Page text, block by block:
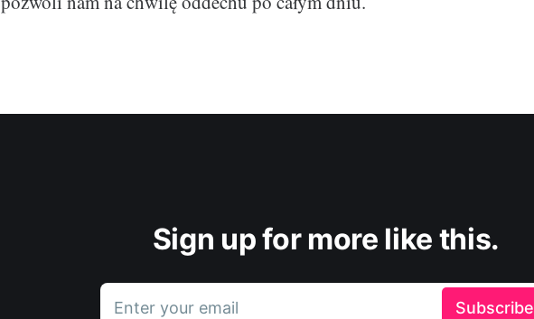
Sign up for more like this.
Enter your email Subscribe